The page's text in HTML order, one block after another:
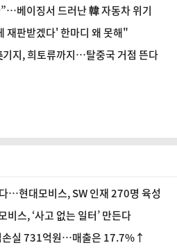
베이징서 드러난 韓 자동차 위기
재판받겠다' 한마디 왜 못해"
지, 희토류까지…탈중국 거점 뜬다
…현대모비스, SW 인재 270명 육성
스, ‘사고 없는 일터’ 만든다
손실 731억원…매출은 17.7%↑